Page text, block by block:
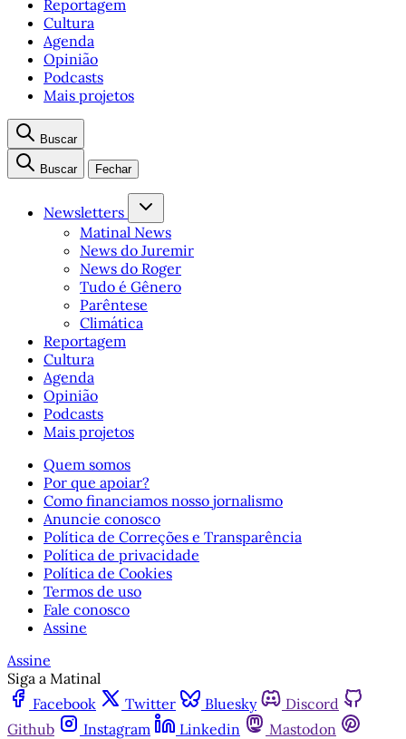
Reportagem
Cultura
Agenda
Opinião
Podcasts
Mais projetos
Buscar
Buscar Fechar
Newsletters
Matinal News
News do Juremir
News do Roger
Tudo é Gênero
Parêntese
Climática
Reportagem
Cultura
Agenda
Opinião
Podcasts
Mais projetos
Quem somos
Por que apoiar?
Como financiamos nosso jornalismo
Anuncie conosco
Política de Correções e Transparência
Política de privacidade
Política de Cookies
Termos de uso
Fale conosco
Assine
Assine
Siga a Matinal
Facebook
Twitter Bluesky
Discord
Github
Instagram Linkedin
Mastodon